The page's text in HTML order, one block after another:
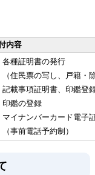
内容
各種証明書の発行
（住民票の写し、戸籍・
記載事項証明書、印鑑登
印鑑の登録
マイナンバーカード電子
（事前電話予約制）